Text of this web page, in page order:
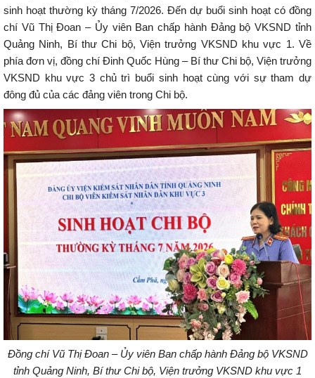
sinh hoạt thường kỳ tháng 7/2026. Đến dự buổi sinh hoạt có đồng
chí Vũ Thị Đoan – Ủy viên Ban chấp hành Đảng bộ VKSND tỉnh
Quảng Ninh, Bí thư Chi bộ, Viện trưởng VKSND khu vực 1. Về
phía đơn vị, đồng chí Đinh Quốc Hùng – Bí thư Chi bộ, Viện trưởng
VKSND khu vực 3 chủ trì buổi sinh hoạt cùng với sự tham dự
đông đủ của các đảng viên trong Chi bộ.
Đồng chí Vũ Thị Đoan – Ủy viên Ban chấp hành Đảng bộ VKSND
tỉnh Quảng Ninh, Bí thư Chi bộ, Viện trưởng VKSND khu vực 1